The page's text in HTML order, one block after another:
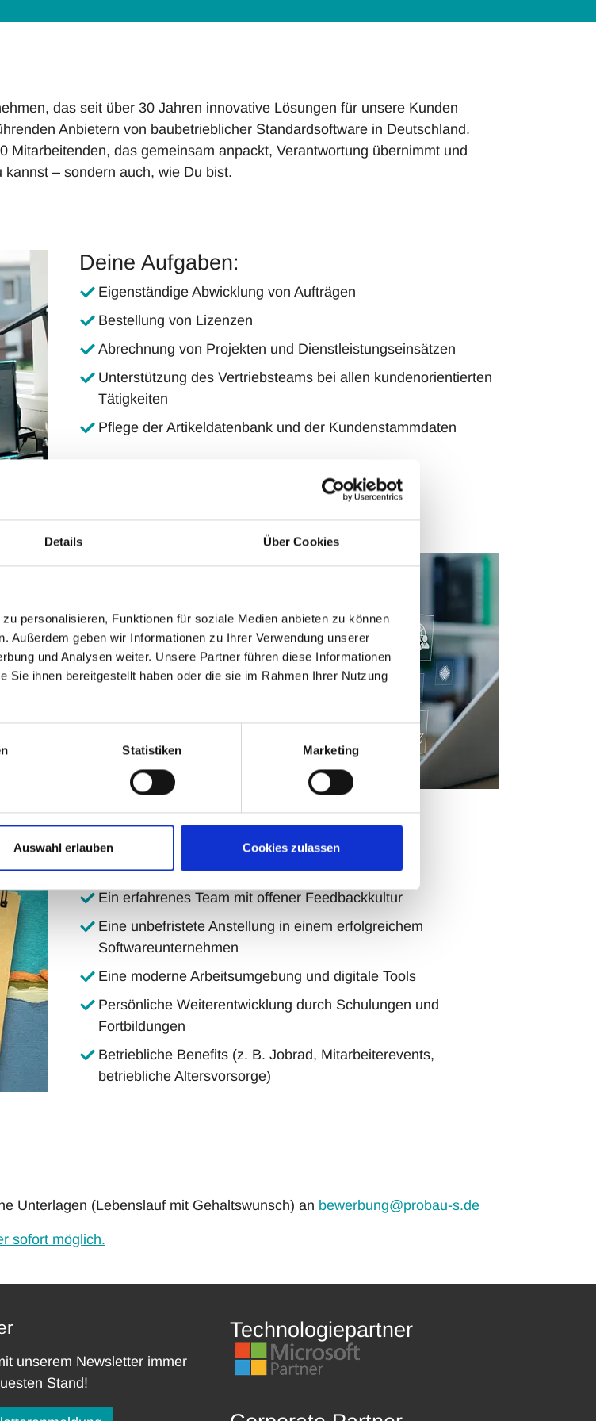
Details Über Cookies
personalisieren, Funktionen für soziale Medien anbieten zu können
Außerdem geben wir Informationen zu Ihrer Verwendung unserer
und Analysen weiter. Unsere Partner führen diese Informationen
Sie ihnen bereitgestellt haben oder die sie im Rahmen Ihrer Nutzung
Statistiken Marketing
Auswahl erlauben Cookies zulassen
das seit über 30 Jahren innovative Lösungen für unsere Kunden
Anbietern von baubetrieblicher Standardsoftware in Deutschland.
Mitarbeitenden, das gemeinsam anpackt, Verantwortung übernimmt und
– sondern auch, wie Du bist.
Deine Aufgaben:
Eigenständige Abwicklung von Aufträgen
Bestellung von Lizenzen
Abrechnung von Projekten und Dienstleistungseinsätzen
Unterstützung des Vertriebsteams bei allen kundenorientierten
Tätigkeiten
Pflege der Artikeldatenbank und der Kundenstammdaten
Darauf kannst Du Dich freuen:
Ein erfahrenes Team mit offener Feedbackkultur
Eine unbefristete Anstellung in einem erfolgreichem
Softwareunternehmen
Eine moderne Arbeitsumgebung und digitale Tools
Persönliche Weiterentwicklung durch Schulungen und
Fortbildungen
Betriebliche Benefits (z. B. Jobrad, Mitarbeiterevents,
betriebliche Altersvorsorge)
Unterlagen (Lebenslauf mit Gehaltswunsch) an bewerbung@probau-s.de
sofort möglich.
unserem Newsletter immer
Stand!
Technologiepartner